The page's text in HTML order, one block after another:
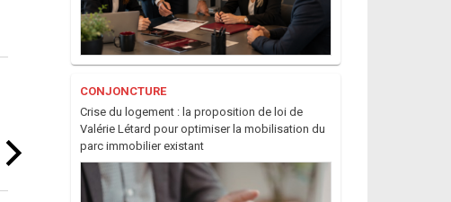
Dossier
Logement
intergénérationnel :
une réponse crédible
à la cris ...
CONJONCTURE
Crise du logement : la proposition de loi de
Valérie Létard pour optimiser la mobilisation du
parc immobilier existant